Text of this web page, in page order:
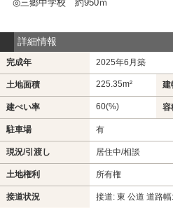
◎三郷中学校 約950ｍ
詳細情報
完成年 2025年6月築
土地面積 225.35m² 建
建ぺい率 60(%) 容
駐車場 有
現況/引渡し 居住中/相談
土地権利 所有権
接道状況 接道: 東 公道 道路幅